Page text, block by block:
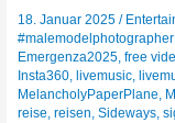
18. Januar 2025/
Emergenza2025,free
Insta360,livemusic,
MelancholyPaperPlane,
reise,reisen,Sideways,